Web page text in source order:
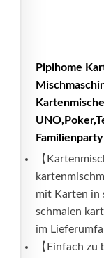
Pipihome
【
mit Karten in
schmalen
im
【Einfach